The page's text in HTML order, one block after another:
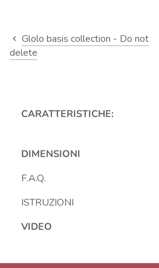
Glolo basis collection - Do not
delete
CARATTERISTICHE:
DIMENSIONI
F.A.Q.
ISTRUZIONI
VIDEO